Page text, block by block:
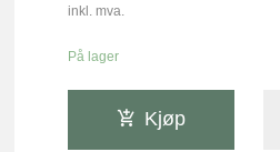
inkl. mva.
På lager
Kjøp